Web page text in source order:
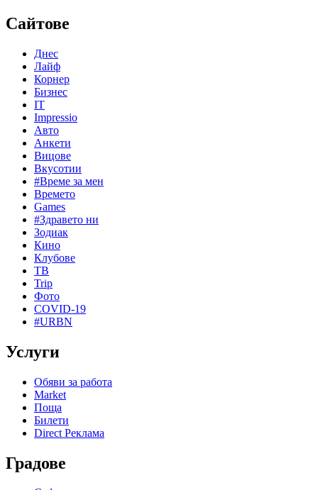
Сайтове
Днес
Лайф
Корнер
Бизнес
IT
Impressio
Авто
Анкети
Вицове
Вкусотии
#Време за мен
Времето
Games
#Здравето ни
Зодиак
Кино
Клубове
ТВ
Trip
Фото
COVID-19
#URBN
Услуги
Обяви за работа
Market
Поща
Билети
Direct Реклама
Градове